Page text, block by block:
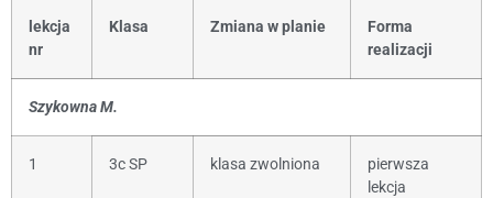
lekcja
nr
Klasa Zmiana w planie
Forma
realizacji
Szykowna M.
1 3c SP klasa zwolniona
pierwsza
lekcja